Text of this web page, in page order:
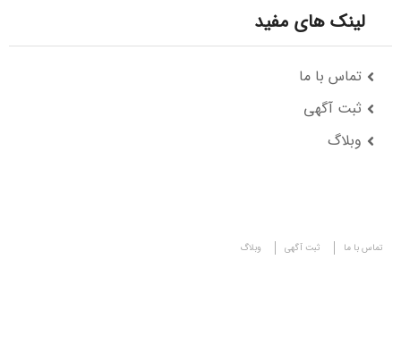
لینک های مفید
تماس با ما
ثبت آگهی
وبلاگ
تماس با ما ثبت آگهی وبلاگ